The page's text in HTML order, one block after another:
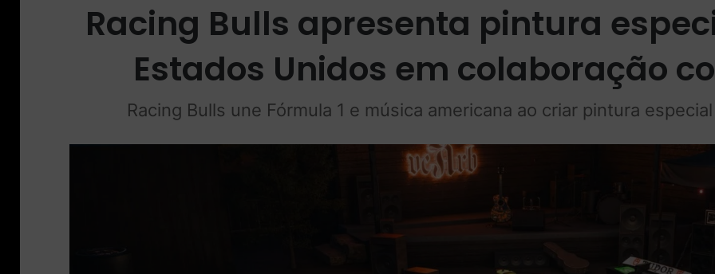
Racing Bulls apresenta pintura
Estados Unidos em colaboração
Racing Bulls une Fórmula 1 e música americana ao criar pintura